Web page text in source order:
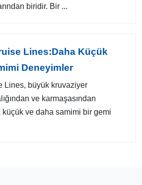
biridir. Bir ...
Lines:Daha Küçük
Deneyimler
Lines, büyük kruvaziyer
ve karmaşasından
ve daha samimi bir gemi